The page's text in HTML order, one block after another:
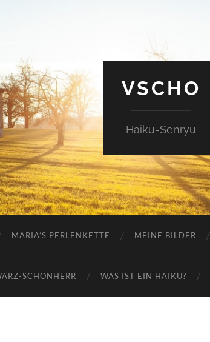
VSCHO
Haiku-Senryu
MARIA’S PERLENKETTE MEINE BILDER
SCHÖNHERR WAS IST EIN HAIKU?